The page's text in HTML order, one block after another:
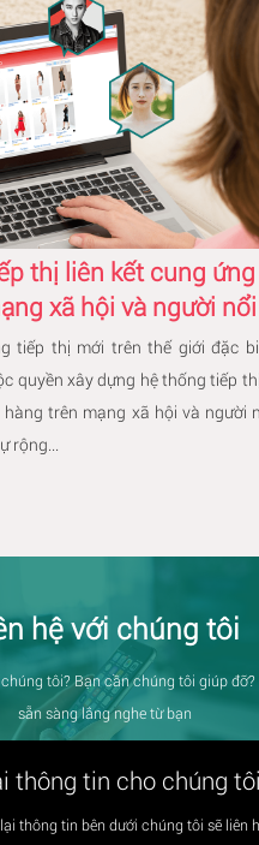
thị liên kết cung
xã hội và người
tiếp thị mới trên thế giới đặc
quyền xây dựng hệ thống tiếp
trên mạng xã hội và người
hệ với chúng tôi
tôi? Bạn cần chúng tôi giúp đỡ?
sẵn sàng lắng nghe từ bạn
thông tin cho chúng tôi
thông tin bên dưới chúng tôi sẽ liên